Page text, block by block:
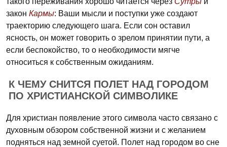
закон Кармы: Ваши мысли и поступки уже создают
траекторию следующего шага. Если сон оставил
ясность, он может говорить о зрелом принятии пути, а
если беспокойство, то о необходимости мягче
относиться к собственным ожиданиям.
К ЧЕМУ СНИТСЯ ПОЛЕТ НАД ГОРОДОМ
ПО ХРИСТИАНСКОЙ СИМВОЛИКЕ
Для христиан появление этого символа часто связано с
духовным обзором собственной жизни и с желанием
подняться над земной суетой. Полет над городом во сне